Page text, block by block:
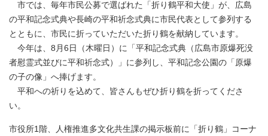
市では、毎年市民公募で選ばれた「折り鶴平和大使」が、広島
の平和記念式典や長崎の平和祈念式典に市民代表として参列する
とともに、市民に折っていただいた折り鶴を献納しています。
今年は、8月6日（木曜日）に「平和記念式典（広島市原爆死没
者慰霊式並びに平和祈念式）」に参列し、平和記念公園の「原爆
の子の像」へ捧げます。
平和への祈りを込めて、皆さんもぜひ折り鶴を折ってくださ
い。
市役所1階、人権推進多文化共生課の掲示板前に「折り鶴」コーナ